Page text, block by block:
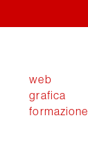
web
grafica
formazione